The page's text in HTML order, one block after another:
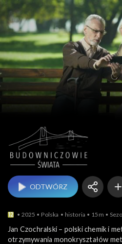
ODTWÓRZ
2025 Polska historia 15m
Jan Czochralski – polski chemik i
otrzymywania monokryształów